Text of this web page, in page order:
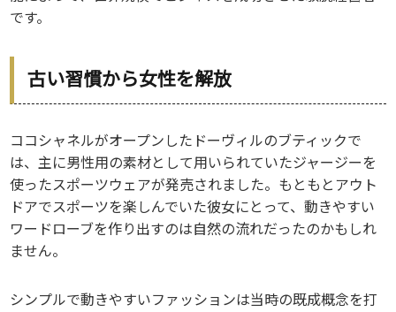
です。
古い習慣から女性を解放
ココシャネルがオープンしたドーヴィルのブティックで
は、主に男性用の素材として用いられていたジャージーを
使ったスポーツウェアが発売されました。もともとアウト
ドアでスポーツを楽しんでいた彼女にとって、動きやすい
ワードローブを作り出すのは自然の流れだったのかもしれ
ません。
シンプルで動きやすいファッションは当時の既成概念を打